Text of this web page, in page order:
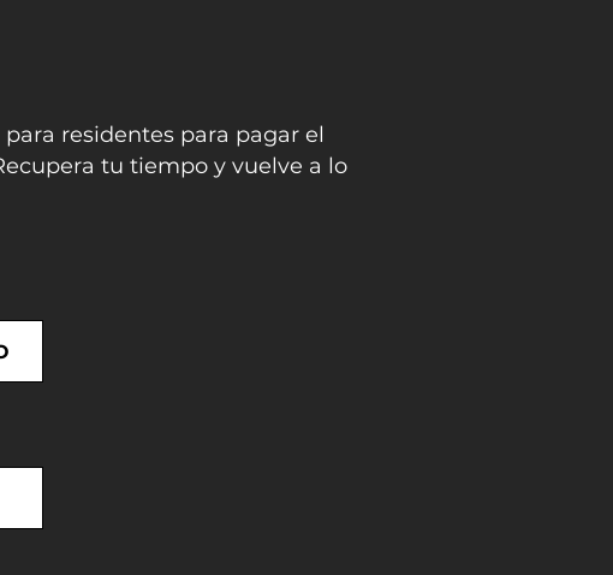
residentes para pagar el
tu tiempo y vuelve a lo